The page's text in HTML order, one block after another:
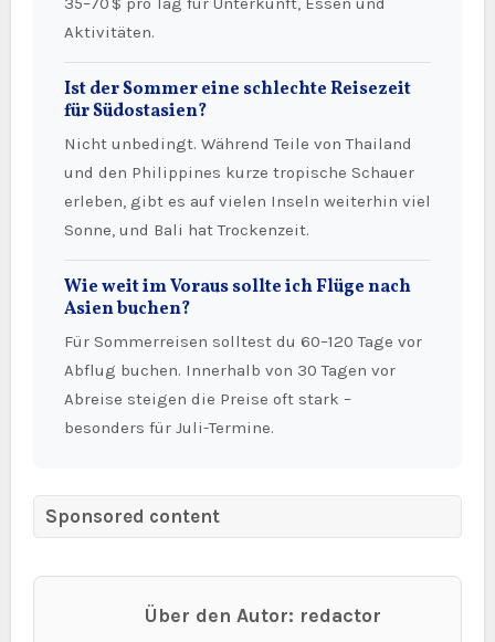
Aktivitäten.
Ist der Sommer eine schlechte Reisezeit
für Südostasien?
Nicht unbedingt. Während Teile von Thailand
und den Philippines kurze tropische Schauer
erleben, gibt es auf vielen Inseln weiterhin viel
Sonne, und Bali hat Trockenzeit.
Wie weit im Voraus sollte ich Flüge nach
Asien buchen?
Für Sommerreisen solltest du 60–120 Tage vor
Abflug buchen. Innerhalb von 30 Tagen vor
Abreise steigen die Preise oft stark –
besonders für Juli-Termine.
Sponsored content
Über den Autor: redactor